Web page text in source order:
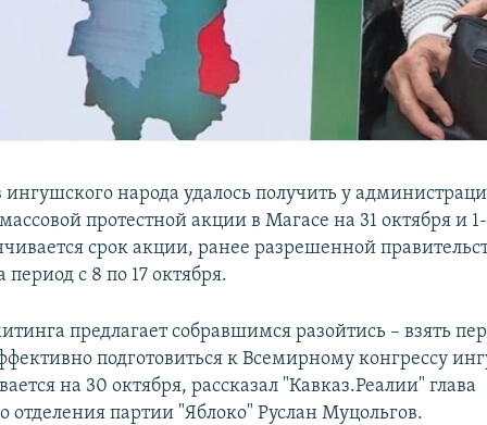
ингушского народа удалось получить у
протестной акции в Магасе на 31 октября и
срок акции, ранее разрешенной
с 8 по 17 октября.
предлагает собравшимся разойтись – взять
подготовиться к Всемирному конгрессу
на 30 октября, рассказал "Кавказ.Реалии" глава
отделения партии "Яблоко" Руслан Муцольгов.